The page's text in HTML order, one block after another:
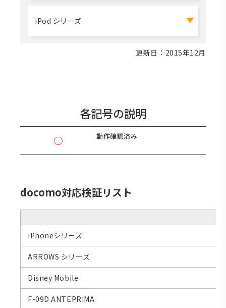
iPod シリーズ
更新日：2015年12月
各記号の説明
○ 動作確認済み
docomo対応検証リスト
iPhoneシリーズ
ARROWS シリーズ
Disney Mobile
F-09D ANTEPRIMA